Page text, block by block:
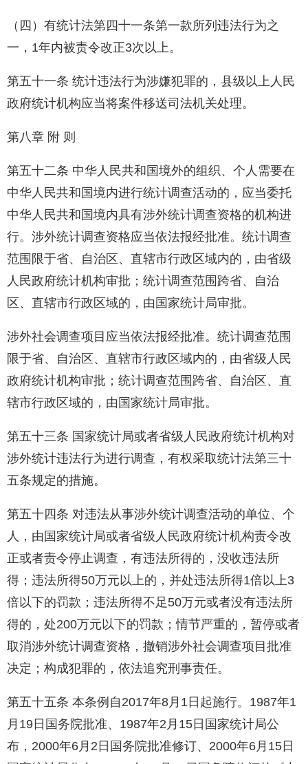
（四）有统计法第四十一条第一款所列违法行为之
一，1年内被责令改正3次以上。
第五十一条 统计违法行为涉嫌犯罪的，县级以上人民
政府统计机构应当将案件移送司法机关处理。
第八章 附 则
第五十二条 中华人民共和国境外的组织、个人需要在
中华人民共和国境内进行统计调查活动的，应当委托
中华人民共和国境内具有涉外统计调查资格的机构进
行。涉外统计调查资格应当依法报经批准。统计调查
范围限于省、自治区、直辖市行政区域内的，由省级
人民政府统计机构审批；统计调查范围跨省、自治
区、直辖市行政区域的，由国家统计局审批。
涉外社会调查项目应当依法报经批准。统计调查范围
限于省、自治区、直辖市行政区域内的，由省级人民
政府统计机构审批；统计调查范围跨省、自治区、直
辖市行政区域的，由国家统计局审批。
第五十三条 国家统计局或者省级人民政府统计机构对
涉外统计违法行为进行调查，有权采取统计法第三十
五条规定的措施。
第五十四条 对违法从事涉外统计调查活动的单位、个
人，由国家统计局或者省级人民政府统计机构责令改
正或者责令停止调查，有违法所得的，没收违法所
得；违法所得50万元以上的，并处违法所得1倍以上3
倍以下的罚款；违法所得不足50万元或者没有违法所
得的，处200万元以下的罚款；情节严重的，暂停或者
取消涉外统计调查资格，撤销涉外社会调查项目批准
决定；构成犯罪的，依法追究刑事责任。
第五十五条 本条例自2017年8月1日起施行。1987年1
月19日国务院批准、1987年2月15日国家统计局公
布，2000年6月2日国务院批准修订、2000年6月15日